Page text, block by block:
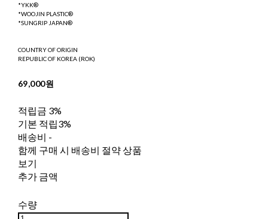
*YKK®
*WOOJIN PLASTIC®
*SUNGRIP JAPAN®
COUNTRY OF ORIGIN
REPUBLIC OF KOREA (ROK)
69,000원
적립금 3%
기본 적립3%
배송비 -
함께 구매 시 배송비 절약 상품
보기
추가 금액
수량